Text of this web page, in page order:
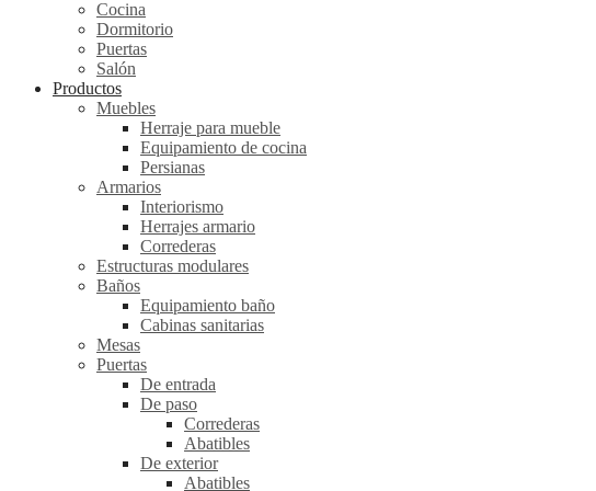
Cocina
Dormitorio
Puertas
Salón
Productos
Muebles
Herraje para mueble
Equipamiento de cocina
Persianas
Armarios
Interiorismo
Herrajes armario
Correderas
Estructuras modulares
Baños
Equipamiento baño
Cabinas sanitarias
Mesas
Puertas
De entrada
De paso
Correderas
Abatibles
De exterior
Abatibles